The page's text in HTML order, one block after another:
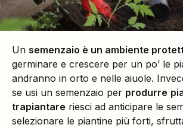
Un semenzaio è un ambiente
germinare e crescere per un po’ le
andranno in orto e nelle aiuole.
se usi un semenzaio per produrre
trapiantare riesci ad anticipare le
selezionare le piantine più forti,